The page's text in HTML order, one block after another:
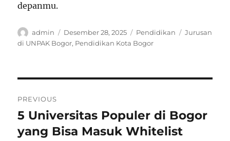
depanmu.
Author
admin
Posted
on
Desember 28, 2025 Categories
Pendidikan Tags
Jurusan
di UNPAK Bogor, Pendidikan Kota Bogor
pos
PREVIOUS
Previous
post:
5 Universitas Populer di Bogor
yang Bisa Masuk Whitelist